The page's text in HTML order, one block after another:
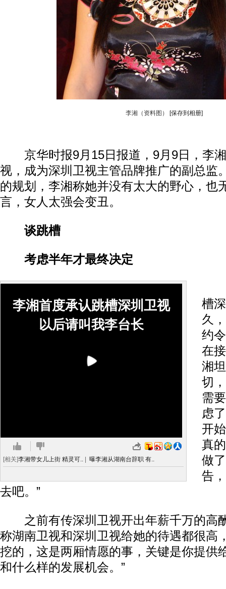
李湘（资料图） [保存到相册]
京华时报9月15日报道，9月9日，李湘
视，成为深圳卫视主管品牌推广的副总监
的规划，李湘称她并没有太大的野心，也
言，女人太强会变丑。
谈跳槽
考虑半年才最终决定
李湘首度承认跳槽深圳卫视
以后请叫我李台长
[相关]李湘带女儿上街 精灵可.. 曝李湘从湖南台辞职 有..
槽
久
约
在
湘
切
需
虑
开
真
做
告
去吧。”
之前有传深圳卫视开出年薪千万的高
称湖南卫视和深圳卫视给她的待遇都很高
挖的，这是两厢情愿的事，关键是你提供
和什么样的发展机会。”